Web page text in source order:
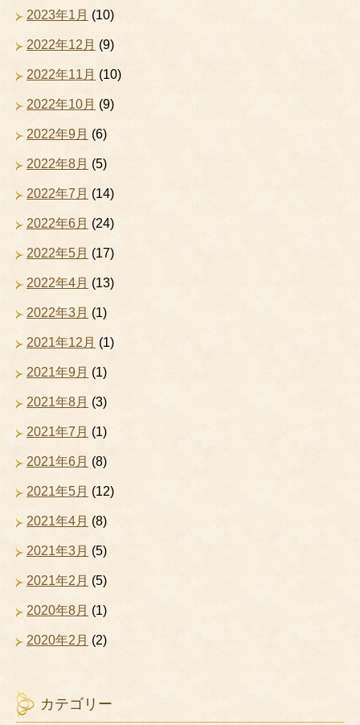
2023年1月 (10)
2022年12月 (9)
2022年11月 (10)
2022年10月 (9)
2022年9月 (6)
2022年8月 (5)
2022年7月 (14)
2022年6月 (24)
2022年5月 (17)
2022年4月 (13)
2022年3月 (1)
2021年12月 (1)
2021年9月 (1)
2021年8月 (3)
2021年7月 (1)
2021年6月 (8)
2021年5月 (12)
2021年4月 (8)
2021年3月 (5)
2021年2月 (5)
2020年8月 (1)
2020年2月 (2)
カテゴリー